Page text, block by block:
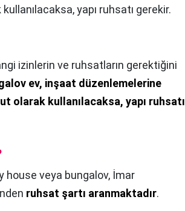
yapı ruhsatı gerekir.
izinlerin ve ruhsatların gerektiğini
ev, inşaat düzenlemelerine
olarak kullanılacaksa, yapı ruhsatı
house veya bungalov, İmar
ruhsat şartı aranmaktadır.